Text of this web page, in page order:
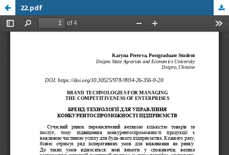
22.pdf